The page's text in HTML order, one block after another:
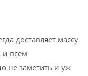
доставляет массу
и всем
не заметить и уж